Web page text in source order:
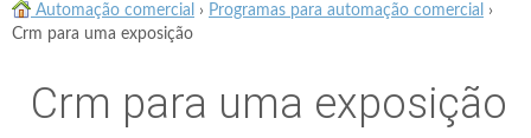
Automação comercial › Programas para automação comercial
›
Crm para uma exposição
Crm para uma exposição